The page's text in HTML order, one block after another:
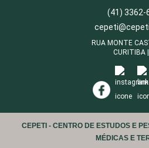
(41) 3362-
RUA MONTE
CURITIBA
CEPETI - CENTRO DE ESTUDOS E
MÉDICAS E